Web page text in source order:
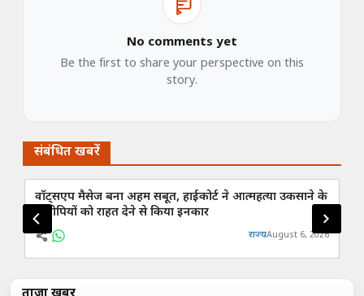
No comments yet
Be the first to share your perspective on this
story.
संबंधित खबरें
वॉट्सएप मैसेज बना अहम सबूत, हाईकोर्ट ने आत्महत्या उकसाने के
आरोपियों को राहत देने से किया इनकार
राज्यAugust 6, 2026